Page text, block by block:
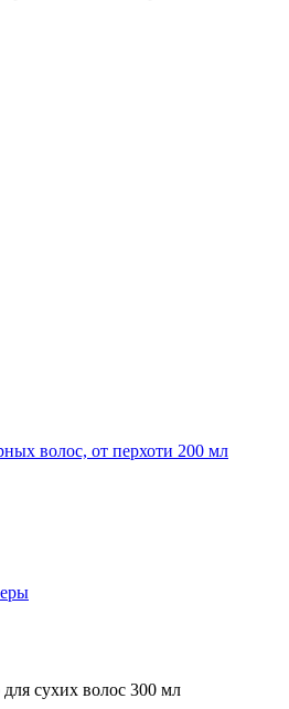
волос, от перхоти 200 мл